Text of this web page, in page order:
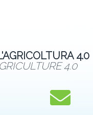
4.0
4.0